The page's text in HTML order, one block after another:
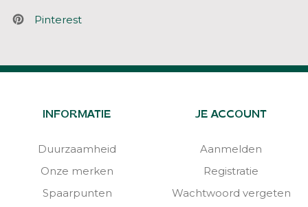
Pinterest
INFORMATIE
Duurzaamheid
Onze merken
Spaarpunten
JE ACCOUNT
Aanmelden
Registratie
Wachtwoord vergeten